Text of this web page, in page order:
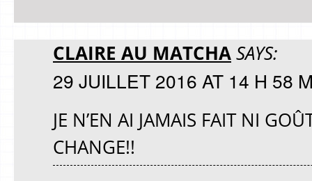
CLAIRE AU MATCHASAYS:
29 JUILLET 2016 AT 14 H 58
JE N’EN AI JAMAIS FAIT NI
CHANGE!!